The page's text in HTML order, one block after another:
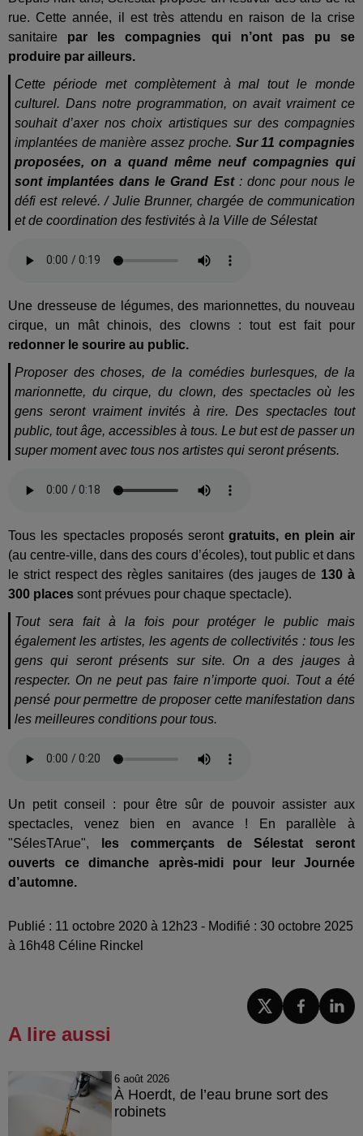
rue. Cette année, il est très attendu en raison de la crise
sanitaire par les compagnies qui n’ont pas pu se
produire par ailleurs.
Cette période met complètement à mal tout le monde
culturel. Dans notre programmation, on avait vraiment ce
souhait d’axer nos choix artistiques sur des compagnies
implantées de manière assez proche. Sur 11 compagnies
proposées, on a quand même neuf compagnies qui
sont implantées dans le Grand Est: donc pour nous le
défi est relevé. / Julie Brunner, chargée de communication
et de coordination des festivités à la Ville de Sélestat
Une dresseuse de légumes, des marionnettes, du nouveau
cirque, un mât chinois, des clowns : tout est fait pour
redonner le sourire au public.
Proposer des choses, de la comédies burlesques, de la
marionnette, du cirque, du clown, des spectacles où les
gens seront vraiment invités à rire. Des spectacles tout
public, tout âge, accessibles à tous. Le but est de passer un
super moment avec tous nos artistes qui seront présents.
Tous les spectacles proposés serontgratuits, en plein air
(au centre-ville, dans des cours d’écoles), tout public et dans
le strict respect des règles sanitaires (des jauges de 130 à
300 places sont prévues pour chaque spectacle).
Tout sera fait à la fois pour protéger le public mais
également les artistes, les agents de collectivités : tous les
gens qui seront présents sur site. On a des jauges à
respecter. On ne peut pas faire n’importe quoi. Tout a été
pensé pour permettre de proposer cette manifestation dans
les meilleures conditions pour tous.
Un petit conseil : pour être sûr de pouvoir assister aux
spectacles, venez bien en avance !
En parallèle à
"SélesTArue",
les commerçants de Sélestat seront
ouverts ce dimanche après-midi pour leur Journée
d’automne.
Publié : 11 octobre 2020 à 12h23 - Modifié : 30 octobre 2025
à 16h48 Céline Rinckel
A lire aussi
6 août 2026
À Hoerdt, de l’eau brune sort des
robinets